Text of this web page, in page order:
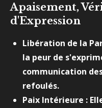
Apaisement,
d'Expression
Libération de la
la peur de
communication
refoulés.
Paix Intérieure :